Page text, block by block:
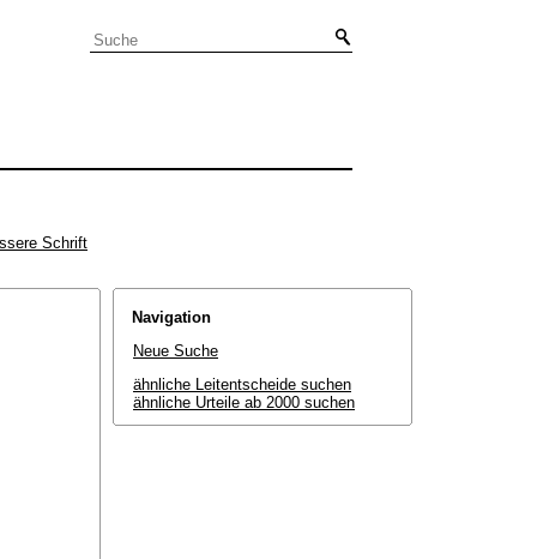
Schrift
Navigation
Neue Suche
ähnliche Leitentscheide suchen
ähnliche Urteile ab 2000 suchen